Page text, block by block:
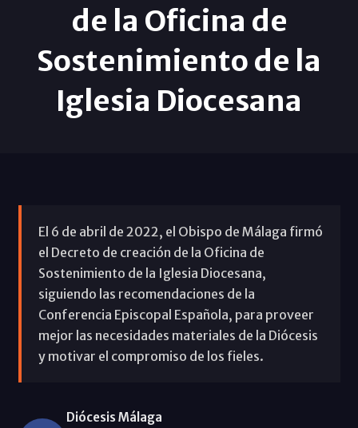
de la Oficina de
Sostenimiento de la
Iglesia Diocesana
El 6 de abril de 2022, el Obispo de Málaga firmó
el Decreto de creación de la Oficina de
Sostenimiento de la Iglesia Diocesana,
siguiendo las recomendaciones de la
Conferencia Episcopal Española, para proveer
mejor las necesidades materiales de la Diócesis
y motivar el compromiso de los fieles.
Diócesis Málaga